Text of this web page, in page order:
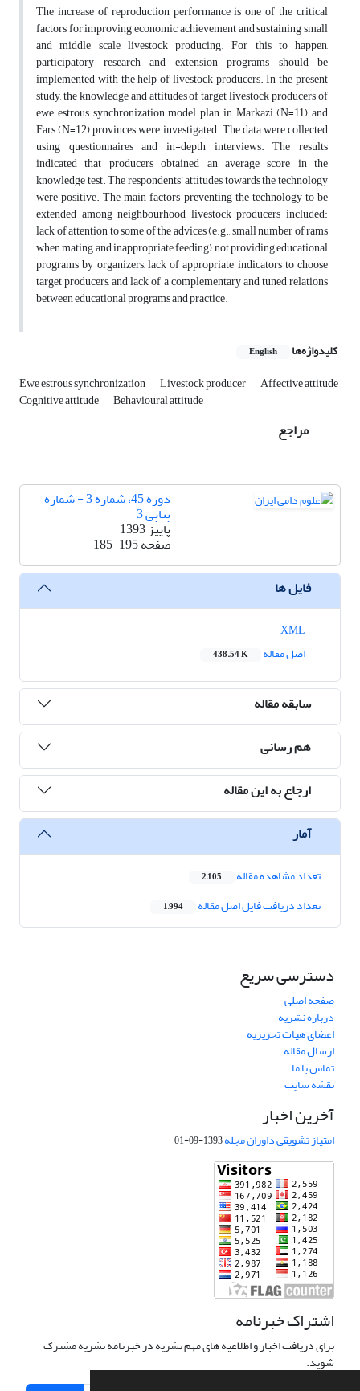
The increase of reproduction performance is one of the critical
factors for improving economic achievement and sustaining small
and middle scale livestock producing. For this to happen,
participatory research and extension programs should be
implemented with the help of livestock producers. In the present
study, the knowledge and attitudes of target livestock producers of
ewe estrous synchronization model plan in Markazi (N=11) and
Fars (N=12) provinces were investigated. The data were collected
using questionnaires and in-depth interviews. The results
indicated that producers obtained an average score in the
knowledge test. The respondents’ attitudes towards the technology
were positive. The main factors preventing the technology to be
extended among neighbourhood livestock producers included:
lack of attention to some of the advices (e.g., small number of rams
when mating, and inappropriate feeding), not providing educational
programs by organizers, lack of appropriate indicators to choose
target producers, and lack of a complementary and tuned relations
between educational programs and practice.
کلیدواژه‌ها English
Ewe estrous synchronization Livestock producer Affective attitude
Cognitive attitude Behavioural attitude
مراجع
دوره 45، شماره 3 - شماره
پیاپی 3
پاییز 1393
صفحه185-195
فایل ها
اصل مقاله
438.54 K
سابقه مقاله
هم رسانی
ارجاع به این مقاله
آمار
تعداد مشاهده مقاله 2,105
تعداد دریافت فایل اصل مقاله 1,994
دسترسی سریع
صفحه اصلی
درباره نشریه
اعضای هیات تحریریه
ارسال مقاله
تماس با ما
نقشه سایت
آخرین اخبار
امتیاز تشویقی داوران مجله1393-09-01
اشتراک خبرنامه
برای دریافت اخبار و اطلاعیه های مهم نشریه در خبرنامه نشریه مشترک
شوید.